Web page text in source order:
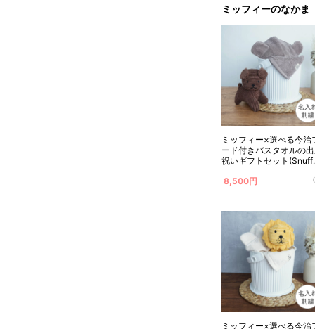
ミッフィーのなかま
ミッフィー×選べる今治
ード付きバスタオルの
祝いギフトセット
8,500円
ミッフィー×選べる今治